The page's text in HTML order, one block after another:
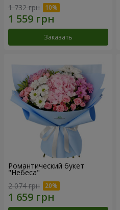
1 732 грн
Заказать
Романтический букет
"Небеса"
2 074 грн